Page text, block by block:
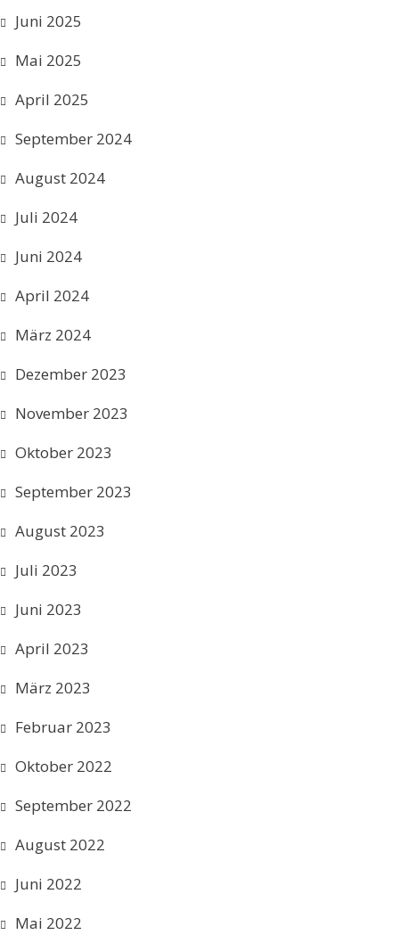
Juni 2025
Mai 2025
April 2025
September 2024
August 2024
Juli 2024
Juni 2024
April 2024
März 2024
Dezember 2023
November 2023
Oktober 2023
September 2023
August 2023
Juli 2023
Juni 2023
April 2023
März 2023
Februar 2023
Oktober 2022
September 2022
August 2022
Juni 2022
Mai 2022